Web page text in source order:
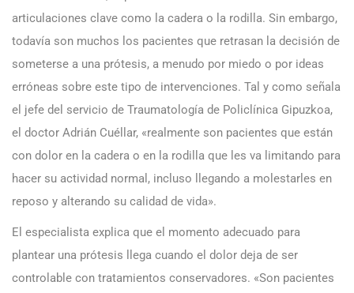
articulaciones clave como la cadera o la rodilla. Sin embargo,
todavía son muchos los pacientes que retrasan la decisión de
someterse a una prótesis, a menudo por miedo o por ideas
erróneas sobre este tipo de intervenciones. Tal y como señala
el jefe del servicio de Traumatología de Policlínica Gipuzkoa,
el doctor Adrián Cuéllar, «realmente son pacientes que están
con dolor en la cadera o en la rodilla que les va limitando para
hacer su actividad normal, incluso llegando a molestarles en
reposo y alterando su calidad de vida».
El especialista explica que el momento adecuado para
plantear una prótesis llega cuando el dolor deja de ser
controlable con tratamientos conservadores. «Son pacientes